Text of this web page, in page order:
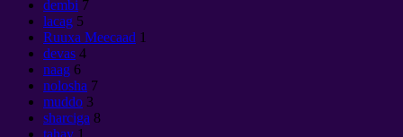
dembi 7
lacag 5
Ruuxa Meecaad 1
devas 4
naag 6
nolosha 7
muddo 3
sharciga 8
tahay 1